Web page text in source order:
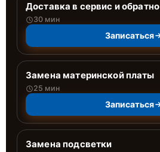
Доставка в сервис и обратно
30 мин
Записаться
Замена материнской платы
25 мин
Записаться
Замена подсветки